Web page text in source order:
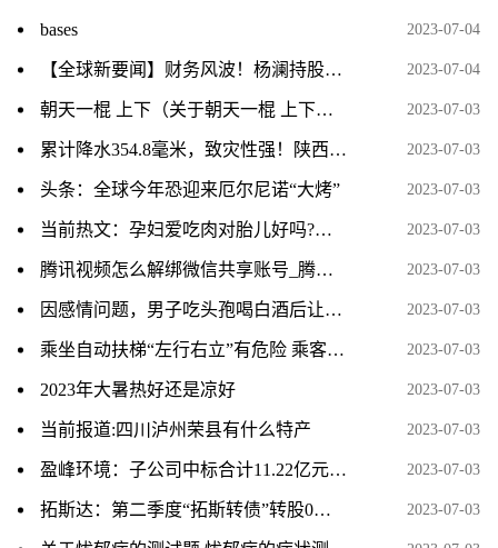
bases 2023-07-04
【全球新要闻】财务风波！杨澜持股公司270万财产被冻结，实控企业超80家 2023-07-04
朝天一棍 上下（关于朝天一棍 上下介绍） 当前资讯 2023-07-03
累计降水354.8毫米，致灾性强！陕西汉中暴雨为何这么强？ 2023-07-03
头条：全球今年恐迎来厄尔尼诺“大烤” 2023-07-03
当前热文：孕妇爱吃肉对胎儿好吗?会不会出现巨大儿呢? 2023-07-03
腾讯视频怎么解绑微信共享账号_腾讯视频怎么解绑手机号 2023-07-03
因感情问题，男子吃头孢喝白酒后让女子吃头孢，两次强奸女子并残忍烧伤女子，被检方提起公诉 焦点速看 2023-07-03
乘坐自动扶梯“左行右立”有危险 乘客不能太有“素质”|当前聚焦 2023-07-03
2023年大暑热好还是凉好 2023-07-03
当前报道:四川泸州荣县有什么特产 2023-07-03
盈峰环境：子公司中标合计11.22亿元生活垃圾分类一体化项目和城乡环卫一体化采购项目 天天快看 2023-07-03
拓斯达：第二季度“拓斯转债”转股0股_世界速讯 2023-07-03